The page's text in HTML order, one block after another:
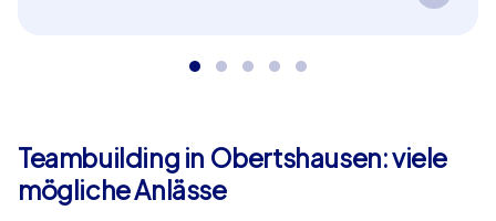
Zusammenarbeit und Wissensdurst – perfekt als
Teambuilding in Obertshausen: viele
mögliche Anlässe